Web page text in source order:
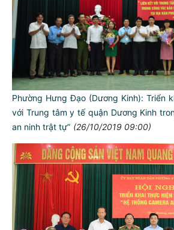
Phường Hưng Đạo (Dương Kinh): Triển
với Trung tâm y tế quận Dương Kinh
an ninh trật tự” (26/10/2019 09:00)